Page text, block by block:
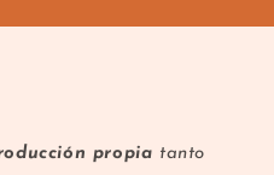
propia tanto